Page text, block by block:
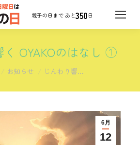
350日
く OYAKOのはなし ①
here:
お知らせ じんわり響…
6月
12